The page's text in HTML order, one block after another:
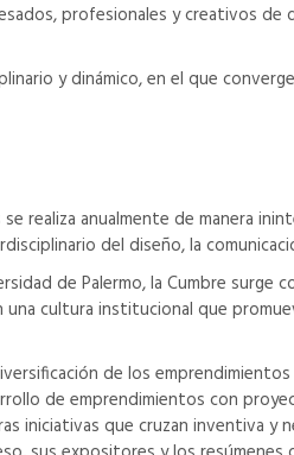
profesionales y creativos
y dinámico, en el que
realiza anualmente de manera
del diseño, la
de Palermo, la Cumbre surge
cultura institucional que
de los
de emprendimientos con
iniciativas que cruzan inventiva